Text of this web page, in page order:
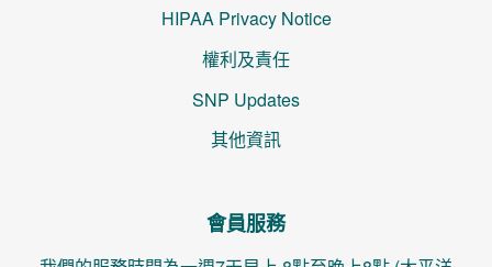
HIPAA Privacy Notice
權利及責任
SNP Updates
其他資訊
會員服務